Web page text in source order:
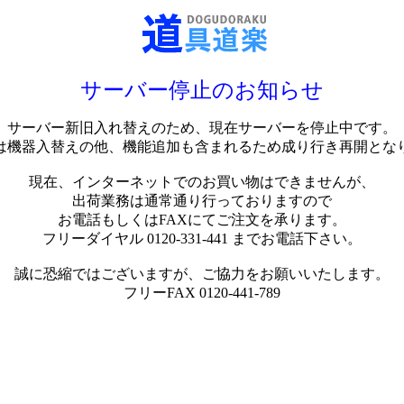
サーバー停止のお知らせ
サーバー新旧入れ替えのため、現在サーバーを停止中です。
機器入替えの他、機能追加も含まれるため成り行き再開とな
現在、インターネットでのお買い物はできませんが、
出荷業務は通常通り行っておりますので
お電話もしくはFAXにてご注文を承ります。
フリーダイヤル 0120-331-441 までお電話下さい。
誠に恐縮ではございますが、ご協力をお願いいたします。
フリーFAX 0120-441-789